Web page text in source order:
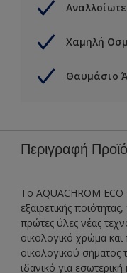
Χαμηλή
Θαυμάσιο
Περιγραφή
Το AQUACHROM ECO
εξαιρετικής
πρώτες ύλες νέας
οικολογικό χρώμα και
οικολογικού σήματος
ιδανικό για